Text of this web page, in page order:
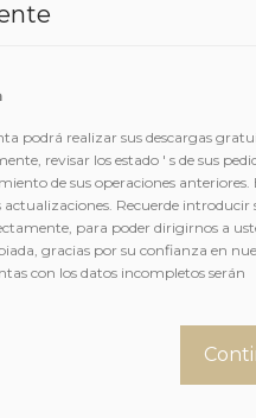
podrá realizar sus descargas
revisar los estado ' s de sus
de sus operaciones anteriores.
Recuerde introducir
para poder dirigirnos a
gracias por su confianza en
con los datos incompletos serán